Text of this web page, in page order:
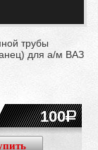
трубы
для а/м ВАЗ
100